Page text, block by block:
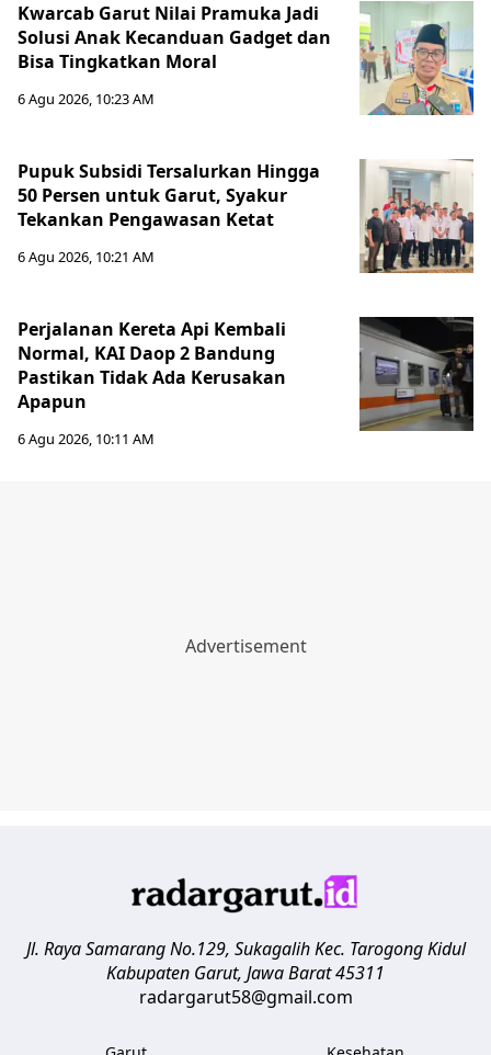
Kwarcab Garut Nilai Pramuka Jadi
Solusi Anak Kecanduan Gadget dan
Bisa Tingkatkan Moral
6 Agu 2026, 10:23 AM
Pupuk Subsidi Tersalurkan Hingga
50 Persen untuk Garut, Syakur
Tekankan Pengawasan Ketat
6 Agu 2026, 10:21 AM
Perjalanan Kereta Api Kembali
Normal, KAI Daop 2 Bandung
Pastikan Tidak Ada Kerusakan
Apapun
6 Agu 2026, 10:11 AM
Jl. Raya Samarang No.129, Sukagalih Kec. Tarogong Kidul
Kabupaten Garut, Jawa Barat45311
radargarut58@gmail.com